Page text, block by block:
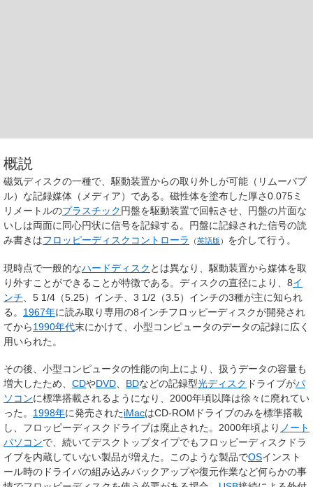
概説
磁気ディスクの一種で、駆動装置からの取り外しが可能（リムーバブ
ル）な記録媒体（メディア）である。磁性体を塗布した厚さ0.075ミ
リメートルのプラスチック円盤を駆動装置で回転させ、円盤の片面な
いしは両面に同心円状に信号を記録する。円盤に記録された信号の読
み書きはフロッピーディスクコントローラ （英語版 ） を介して行う。
現時点で一般的なハードディスク とは異なり、駆動装置から媒体を取
り外すことができることが特徴である。ディスクの直径により、8イ
ンチ 、5 1/4（5.25）インチ、3 1/2（3.5）インチの3種が主に知られ
る。 1967年に読み取り専用の8インチフロッピーディスクが開発され
てから1990年代末にかけて、小型コンピュータのデータの記録に広く
用いられた。
その後、小型コンピュータの性能の向上により、扱うデータの容量も
増大したため、 CDやDVD、 BDなどの記録型光ディスク ドライブがパ
ソコンに標準搭載されるようになり、2000年頃以降は徐々に廃れてい
った。 1998年に発売されたiMacはCD-ROMドライブのみを標準搭載
し、フロッピーディスクドライブは廃止された。2000年頃より ノート
パソコンで、続いてデスクトップタイプでもフロッピーディスクドラ
イブを内蔵していない製品が増えた。このような製品でOSインスト
ール時のドライバの組み込みバックアップや復元作業など何らかの事